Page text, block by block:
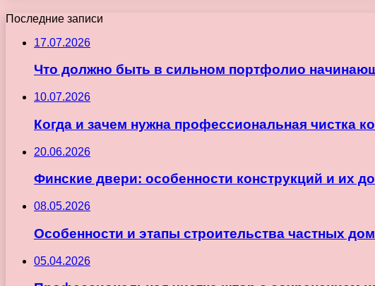
Последние записи
17.07.2026
Что должно быть в сильном портфолио
10.07.2026
Когда и зачем нужна профессиональная чистка
20.06.2026
Финские двери: особенности конструкций и их
08.05.2026
Особенности и этапы строительства частных
05.04.2026